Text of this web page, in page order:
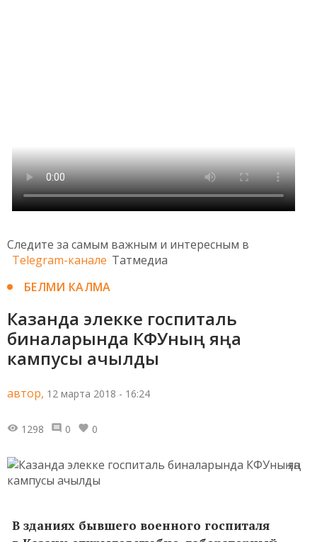
Следите за самым важным и интересным в
Telegram-канале Татмедиа
БЕЛМИ КАЛМА
Казанда элекке госпиталь
биналарында КФУның яңа
кампусы ачылды
автор, 12 марта 2018 - 16:24
1298 0 0
В зданиях бывшего военного госпиталя